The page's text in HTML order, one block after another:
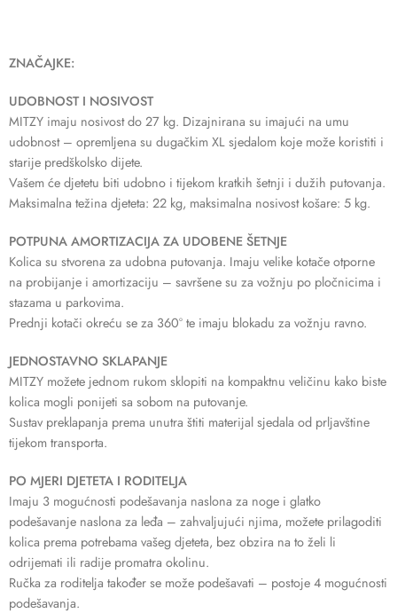
ZNAČAJKE:
UDOBNOST I NOSIVOST
MITZY imaju nosivost do 27 kg. Dizajnirana su imajući na umu
udobnost – opremljena su dugačkim XL sjedalom koje može koristiti i
starije predškolsko dijete.
Vašem će djetetu biti udobno i tijekom kratkih šetnji i dužih putovanja.
Maksimalna težina djeteta: 22 kg, maksimalna nosivost košare: 5 kg.
POTPUNA AMORTIZACIJA ZA UDOBENE ŠETNJE
Kolica su stvorena za udobna putovanja. Imaju velike kotače otporne
na probijanje i amortizaciju – savršene su za vožnju po pločnicima i
stazama u parkovima.
Prednji kotači okreću se za 360° te imaju blokadu za vožnju ravno.
JEDNOSTAVNO SKLAPANJE
MITZY možete jednom rukom sklopiti na kompaktnu veličinu kako biste
kolica mogli ponijeti sa sobom na putovanje.
Sustav preklapanja prema unutra štiti materijal sjedala od prljavštine
tijekom transporta.
PO MJERI DJETETA I RODITELJA
Imaju 3 mogućnosti podešavanja naslona za noge i glatko
podešavanje naslona za leđa – zahvaljujući njima, možete prilagoditi
kolica prema potrebama vašeg djeteta, bez obzira na to želi li
odrijemati ili radije promatra okolinu.
Ručka za roditelja također se može podešavati – postoje 4 mogućnosti
podešavanja.